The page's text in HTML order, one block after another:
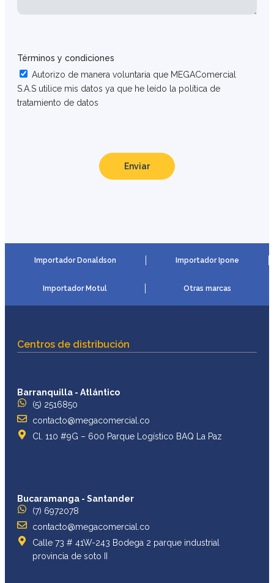
Términos y condiciones
Autorizo de manera voluntaria que MEGAComercial
S.A.S utilice mis datos ya que he leído la política de
tratamiento de datos
Enviar
Importador Donaldson Importador Ipone
Importador Motul Otras marcas
Centros de distribución
Barranquilla - Atlántico
(5) 2516850
contacto@megacomercial.co
Cl. 110 #9G – 600 Parque Logístico BAQ La Paz
Bucaramanga - Santander
(7) 6972078
contacto@megacomercial.co
Calle 73 # 41W-243 Bodega 2 parque industrial
provincia de soto II